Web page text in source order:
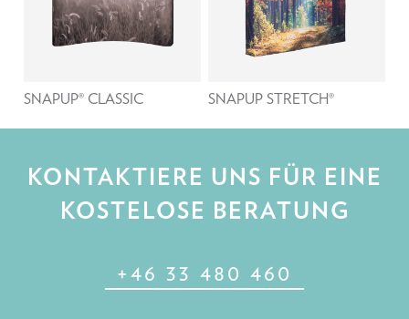
SNAPUP® CLASSIC SNAPUP STRETCH®
KONTAKTIERE UNS FÜR EINE
KOSTELOSE BERATUNG
+46 33 480 460